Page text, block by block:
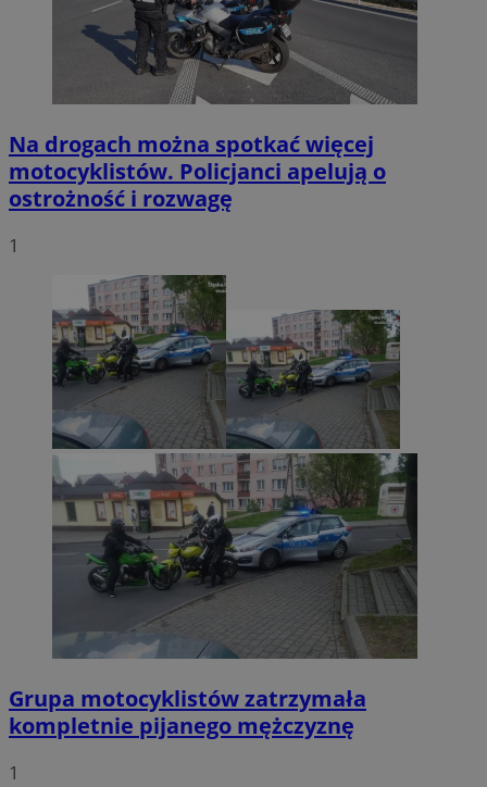
Na drogach można spotkać więcej
motocyklistów. Policjanci apelują o
ostrożność i rozwagę
1
Grupa motocyklistów zatrzymała
kompletnie pijanego mężczyznę
1